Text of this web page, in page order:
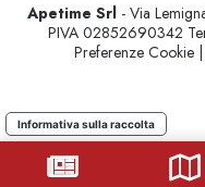
Apetime Srl - Via
PIVA 02852690342
Preferenze Cookie
Informativa sulla raccolta